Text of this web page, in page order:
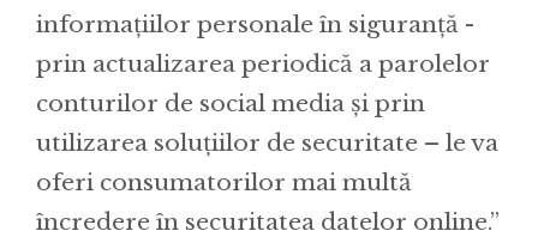
informațiilor personale în siguranță -
prin actualizarea periodică a parolelor
conturilor de social media și prin
utilizarea soluțiilor de securitate – le va
oferi consumatorilor mai multă
încredere în securitatea datelor online.”